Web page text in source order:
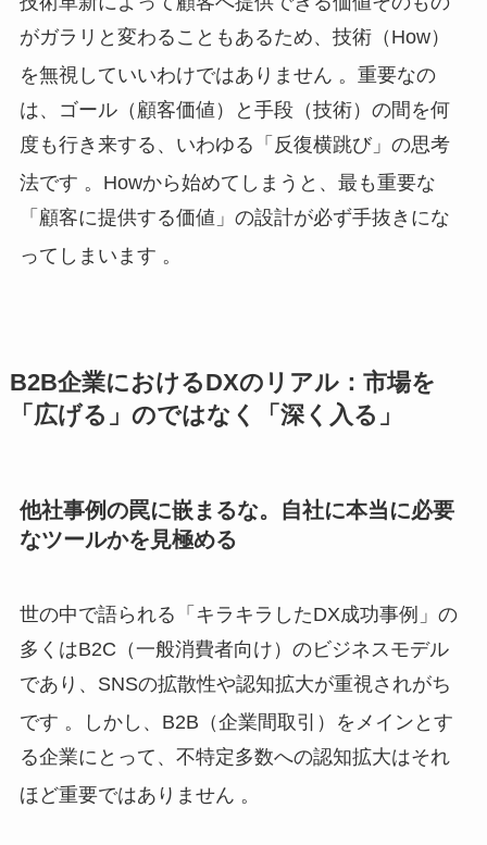
がガラリと変わることもあるため、技術（How）
を無視していいわけではありません 。重要なの
は、ゴール（顧客価値）と手段（技術）の間を何
度も行き来する、いわゆる「反復横跳び」の思考
法です 。Howから始めてしまうと、最も重要な
「顧客に提供する価値」の設計が必ず手抜きにな
ってしまいます 。
B2B企業におけるDXのリアル：市場を
「広げる」のではなく「深く入る」
他社事例の罠に嵌まるな。自社に本当に必要
なツールかを見極める
世の中で語られる「キラキラしたDX成功事例」の
多くはB2C（一般消費者向け）のビジネスモデル
であり、SNSの拡散性や認知拡大が重視されがち
です 。しかし、B2B（企業間取引）をメインとす
る企業にとって、不特定多数への認知拡大はそれ
ほど重要ではありません 。